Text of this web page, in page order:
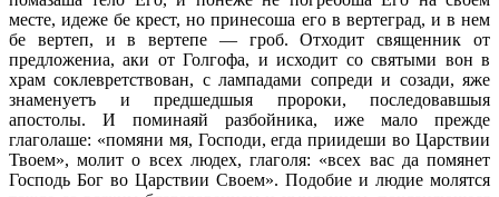
месте, идеже бе крест, но принесоша его в вертеград, и в нем
бе вертеп, и в вертепе — гроб. Отходит священник от
предложениа, аки от Голгофа, и исходит со святыми вон в
храм соклевретствован, с лампадами сопреди и созади, яже
знаменуетъ и предшедшыя пророки, последовавшыя
апостолы. И поминаяй разбойника, иже мало прежде
глаголаше: «помяни мя, Господи, егда приидеши во Царствии
Твоем», молит о всех людех, глаголя: «всех вас да помянет
Господь Бог во Царствии Своем». Подобие и людие молятся